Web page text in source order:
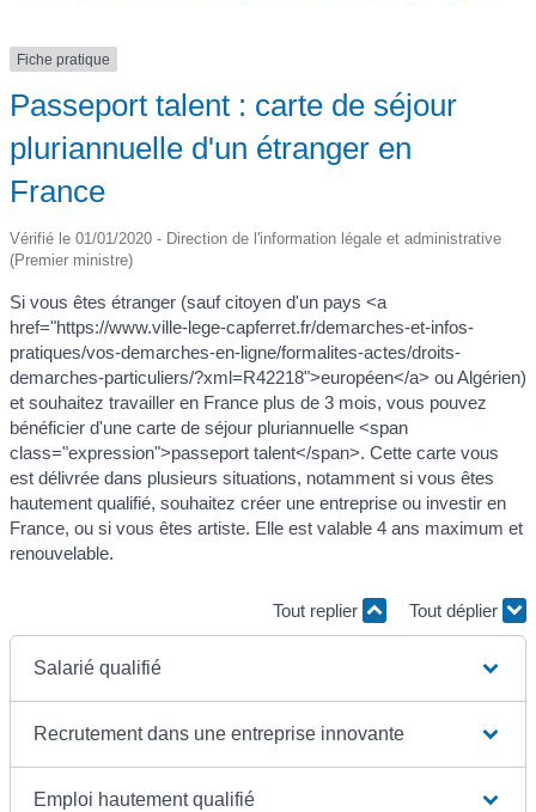
Fiche pratique
Passeport talent : carte de séjour
pluriannuelle d'un étranger en
France
Vérifié le 01/01/2020 - Direction de l'information légale et administrative
(Premier ministre)
Si vous êtes étranger (sauf citoyen d'un pays <a
href="https://www.ville-lege-capferret.fr/demarches-et-infos-
pratiques/vos-demarches-en-ligne/formalites-actes/droits-
demarches-particuliers/?xml=R42218">européen</a> ou Algérien)
et souhaitez travailler en France plus de 3 mois, vous pouvez
bénéficier d'une carte de séjour pluriannuelle <span
class="expression">passeport talent</span>. Cette carte vous
est délivrée dans plusieurs situations, notamment si vous êtes
hautement qualifié, souhaitez créer une entreprise ou investir en
France, ou si vous êtes artiste. Elle est valable 4 ans maximum et
renouvelable.
Tout replier Tout déplier
Salarié qualifié
Recrutement dans une entreprise innovante
Emploi hautement qualifié